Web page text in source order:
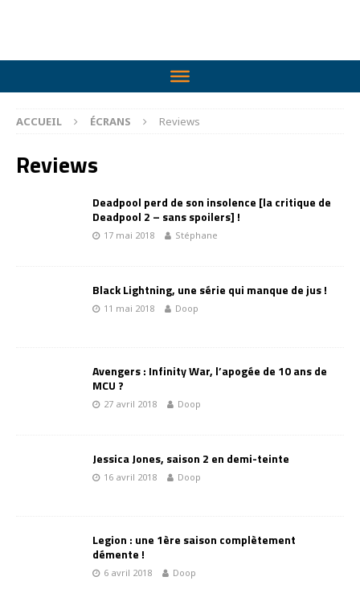
ACCUEIL ÉCRANS Reviews
Reviews
Deadpool perd de son insolence [la critique de
Deadpool 2 – sans spoilers] !
17 mai 2018 Stéphane
Black Lightning, une série qui manque de jus !
11 mai 2018 Doop
Avengers : Infinity War, l’apogée de 10 ans de
MCU ?
27 avril 2018 Doop
Jessica Jones, saison 2 en demi-teinte
16 avril 2018 Doop
Legion : une 1ère saison complètement
démente !
6 avril 2018 Doop